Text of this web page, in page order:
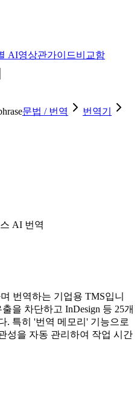
AI영상관가이드비교함
문법 / 번역
번역기
AI 번역
번역하는 기업용 TMS입니
을 차단하고 InDesign 등 25개
. 특히 '번역 메모리' 기능으로
성을 자동 관리하여 작업 시간